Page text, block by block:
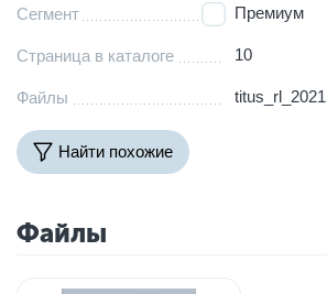
Сегмент Премиум
Страница в каталоге 10
Файлы
Найти похожие
Файлы